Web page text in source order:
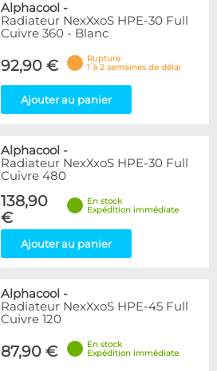
Alphacool -
Radiateur NexXxoS HPE-30 Full
Cuivre 360 - Blanc
92,90 €
Rupture
1 à 2 semaines de délai
Ajouter au panier
Alphacool -
Radiateur NexXxoS HPE-30 Full
Cuivre 480
138,90
€
En stock
Expédition immédiate
Ajouter au panier
Alphacool -
Radiateur NexXxoS HPE-45 Full
Cuivre 120
87,90 €
En stock
Expédition immédiate